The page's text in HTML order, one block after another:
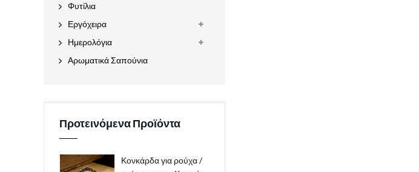
Φυτίλια
Εργόχειρα
Ημερολόγια
Αρωματικά Σαπούνια
Προτεινόμενα Προϊόντα
Κονκάρδα για ρούχα /